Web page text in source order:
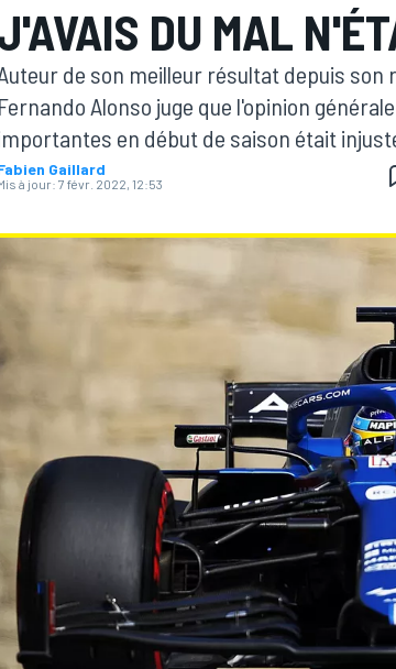
WRC
DU MAL
de son meilleur résultat depuis son
Fernando Alonso juge que l'opinion
en début de saison était
Gaillard
à jour: 7 févr. 2022, 12:53